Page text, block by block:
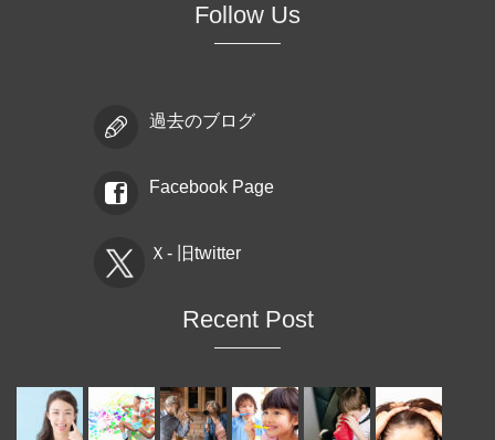
Follow Us
過去のブログ
Facebook Page
Ｘ- 旧twitter
Recent Post